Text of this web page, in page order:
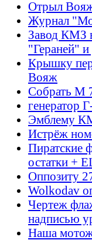
Отрыл
Журнал
Завод КМЗ
"Гераней" и
Крышку
Вояж
Собрать М
генератор
Эмблему
Истрёж
Пиратские
остатки +
Оппозиту
Wolkodav
Чертеж
надписью
Наша